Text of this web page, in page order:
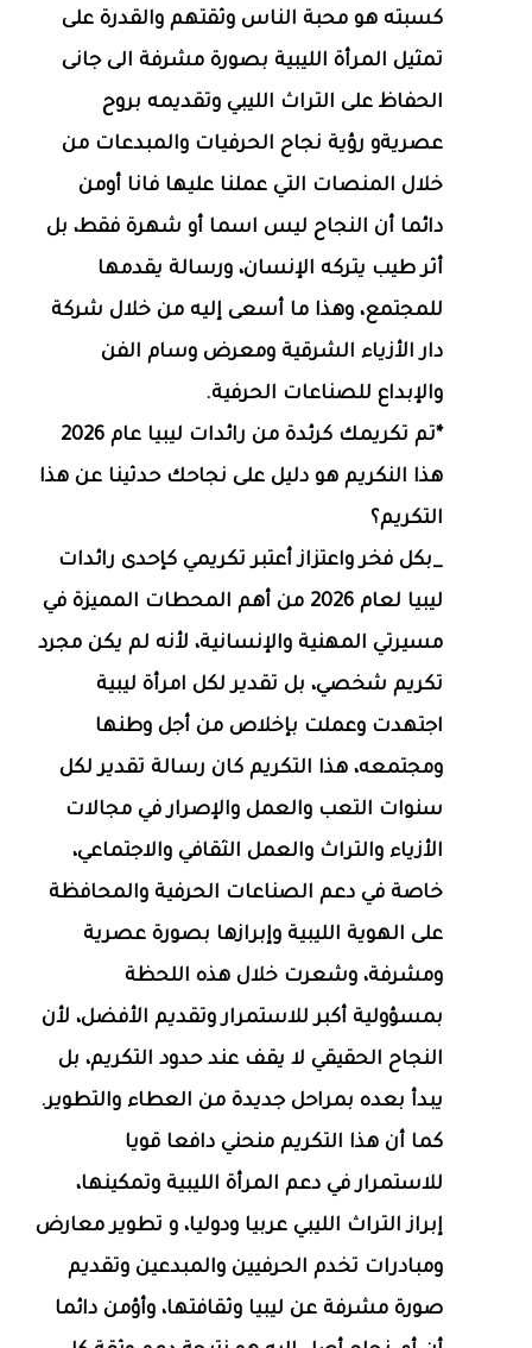
كسبته هو محبة الناس وثقتهم والقدرة على
تمثيل المرأة الليبية بصورة مشرفة الى جانى
الحفاظ على التراث الليبي وتقديمه بروح
عصريةو رؤية نجاح الحرفيات والمبدعات من
خلال المنصات التي عملنا عليها فانا أومن
دائما أن النجاح ليس اسما أو شهرة فقط، بل
أثر طيب يتركه الإنسان، ورسالة يقدمها
للمجتمع، وهذا ما أسعى إليه من خلال شركة
دار الأزياء الشرقية ومعرض وسام الفن
والإبداع للصناعات الحرفية.
*تم تكريمك كرئدة من رائدات ليبيا عام 2026
هذا النكريم هو دليل على نجاحك حدثينا عن هذا
التكريم؟
_بكل فخر واعتزاز أعتبر تكريمي كإحدى رائدات
ليبيا لعام 2026 من أهم المحطات المميزة في
مسيرتي المهنية والإنسانية، لأنه لم يكن مجرد
تكريم شخصي، بل تقدير لكل امرأة ليبية
اجتهدت وعملت بإخلاص من أجل وطنها
ومجتمعه، هذا التكريم كان رسالة تقدير لكل
سنوات التعب والعمل والإصرار في مجالات
الأزياء والتراث والعمل الثقافي والاجتماعي،
خاصة في دعم الصناعات الحرفية والمحافظة
على الهوية الليبية وإبرازها بصورة عصرية
ومشرفة، وشعرت خلال هذه اللحظة
بمسؤولية أكبر للاستمرار وتقديم الأفضل، لأن
النجاح الحقيقي لا يقف عند حدود التكريم، بل
يبدأ بعده بمراحل جديدة من العطاء والتطوير.
كما أن هذا التكريم منحني دافعا قويا
للاستمرار في دعم المرأة الليبية وتمكينها،
إبراز التراث الليبي عربيا ودوليا، و تطوير معارض
ومبادرات تخدم الحرفيين والمبدعين وتقديم
صورة مشرفة عن ليبيا وثقافتها، وأؤمن دائما